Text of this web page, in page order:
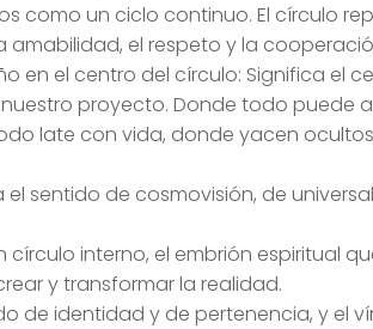
como un ciclo continuo. El círculo
el respeto y la
en el centro del círculo: Significa el
proyecto. Donde todo puede
late con vida, donde yacen
el sentido de cosmovisión, de
círculo interno, el embrión espiritual
y transformar la realidad.
de identidad y de pertenencia, y el